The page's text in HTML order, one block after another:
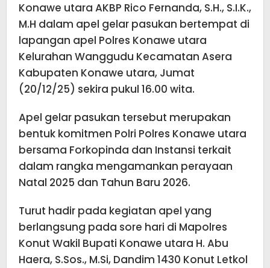
Konawe utara AKBP Rico Fernanda, S.H., S.I.K.,
M.H dalam apel gelar pasukan bertempat di
lapangan apel Polres Konawe utara
Kelurahan Wanggudu Kecamatan Asera
Kabupaten Konawe utara, Jumat
(20/12/25) sekira pukul 16.00 wita.
Apel gelar pasukan tersebut merupakan
bentuk komitmen Polri Polres Konawe utara
bersama Forkopinda dan Instansi terkait
dalam rangka mengamankan perayaan
Natal 2025 dan Tahun Baru 2026.
Turut hadir pada kegiatan apel yang
berlangsung pada sore hari di Mapolres
Konut Wakil Bupati Konawe utara H. Abu
Haera, S.Sos., M.Si, Dandim 1430 Konut Letkol